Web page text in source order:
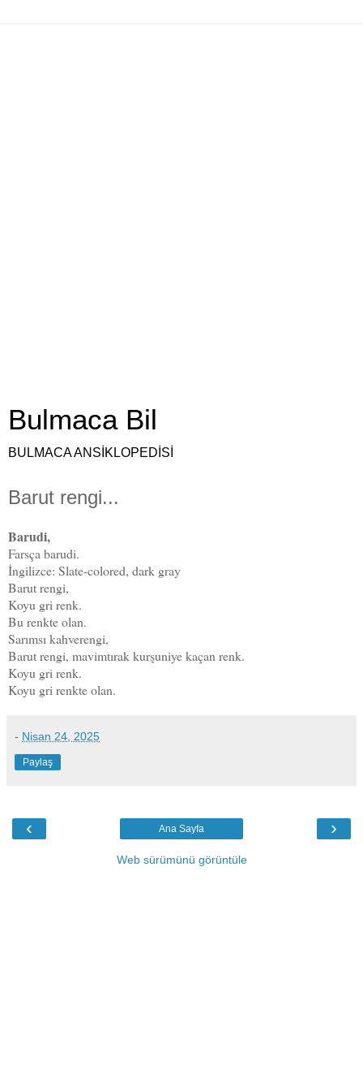
Bulmaca Bil
BULMACA ANSİKLOPEDİSİ
Barut rengi...
Barudi,
Farsça barudi.
İngilizce: Slate-colored, dark gray
Barut rengi,
Koyu gri renk.
Bu renkte olan.
Sarımsı kahverengi,
Barut rengi, mavimtırak kurşuniye kaçan renk.
Koyu gri renk.
Koyu gri renkte olan.
- Nisan 24, 2025
Paylaş
‹ ›
Ana Sayfa
Web sürümünü görüntüle